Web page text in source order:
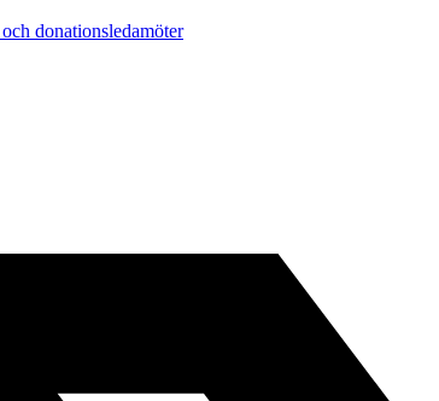
donationsledamöter